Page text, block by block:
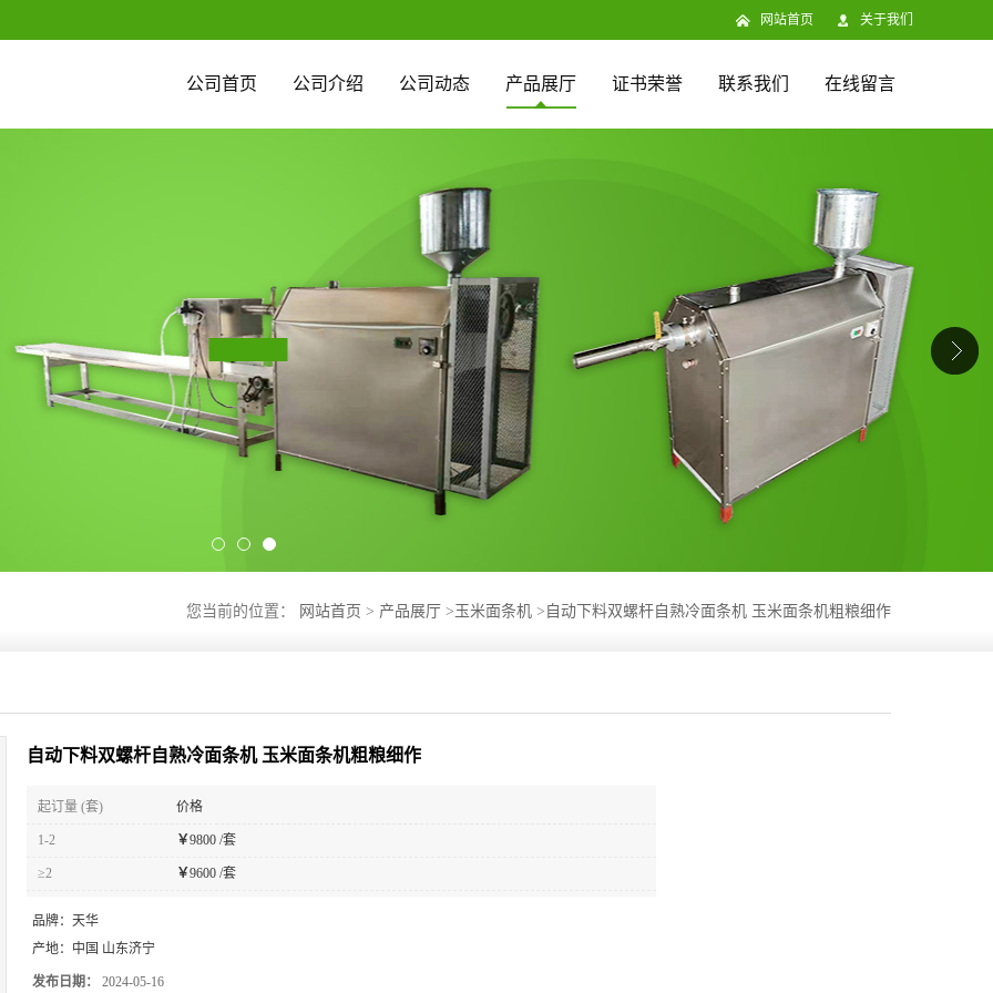
网站首页 关于我们
公司首页 公司介绍 公司动态 产品展厅 证书荣誉 联系我们 在线留言
您当前的位置： 网站首页 > 产品展厅 > 玉米面条机 > 自动下料双螺杆自熟冷面条机 玉米面条机粗粮细作
自动下料双螺杆自熟冷面条机 玉米面条机粗粮细作
起订量 (套) 价格
1-2 ￥9800 /套
≥2 ￥9600 /套
品牌： 天华
产地： 中国 山东济宁
发布日期： 2024-05-16